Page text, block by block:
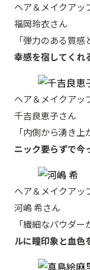
ヘア＆メイクアッ
福岡玲衣さん
「弾力のある質
幸感を宿してくれ
ヘア＆メイクアッ
千吉良恵子さん
「内側から湧き
ニック要らずで今
ヘア＆メイクアッ
河嶋 希さん
「繊細なパウダ
ルに瞳印象と血色